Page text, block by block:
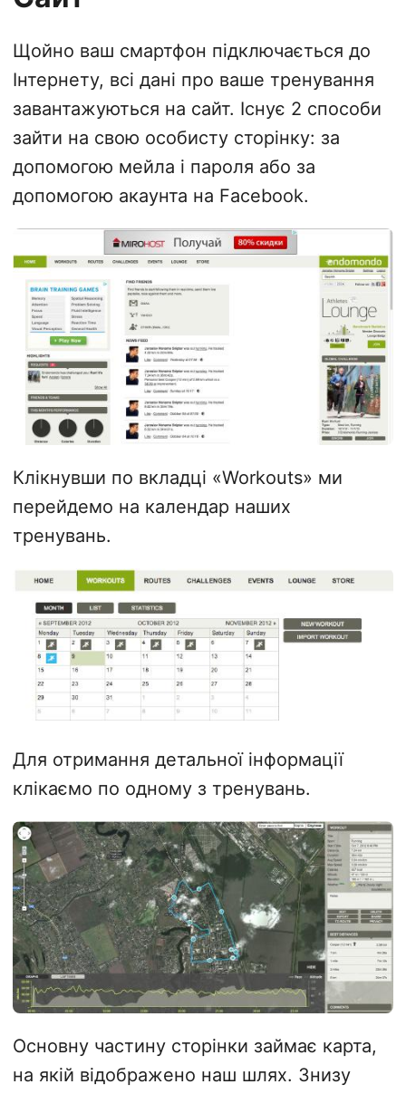
Щойно ваш смартфон підключається до
Інтернету, всі дані про ваше тренування
завантажуються на сайт. Існує 2 способи
зайти на свою особисту сторінку: за
допомогою мейла і пароля або за
допомогою акаунта на Facebook.
Клікнувши по вкладці «Workouts» ми
перейдемо на календар наших
тренувань.
Для отримання детальної інформації
клікаємо по одному з тренувань.
Основну частину сторінки займає карта,
на якій відображено наш шлях. Знизу